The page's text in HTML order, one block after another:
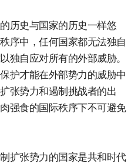
历史与国家的历史一样悠
序中，任何国家都无法独自
独自应对所有的外部威胁。
护才能在外部势力的威胁中
张势力和遏制挑战者的出
强食的国际秩序下不可避免
扩张势力的国家是共和时代